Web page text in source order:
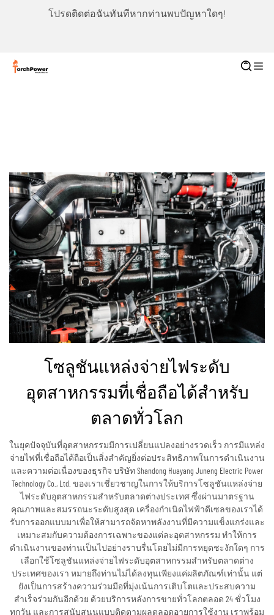
โปรดติดต่อฉันทันทีหากท่านพบปัญหาใดๆ!
โซลูชันแหล่งจ่ายไฟระดับ
อุตสาหกรรมที่เชื่อถือได้สำหรับ
ตลาดทั่วโลก
ในยุคปัจจุบันที่อุตสาหกรรมมีการเปลี่ยนแปลงอย่างรวดเร็ว การมีแหล่ง
จ่ายไฟที่เชื่อถือได้ถือเป็นสิ่งสำคัญยิ่งต่อประสิทธิภาพในการดำเนินงาน
และความต่อเนื่องของธุรกิจ บริษัท Shandong Huayang Juneng Electric Power
Technology Co., Ltd. ของเราเชี่ยวชาญในการให้บริการโซลูชันแหล่งจ่าย
ไฟระดับอุตสาหกรรมสำหรับตลาดต่างประเทศ ซึ่งผ่านมาตรฐาน
คุณภาพและสมรรถนะระดับสูงสุด เครื่องกำเนิดไฟฟ้าดีเซลของเราได้
รับการออกแบบมาเพื่อให้สามารถจัดหาพลังงานที่มีความแข็งแกร่งและ
เหมาะสมกับความต้องการเฉพาะของแต่ละอุตสาหกรรม ทำให้การ
ดำเนินงานของท่านเป็นไปอย่างราบรื่นโดยไม่มีการหยุดชะงักใดๆ การ
เลือกใช้โซลูชันแหล่งจ่ายไฟระดับอุตสาหกรรมสำหรับตลาดต่าง
ประเทศของเรา หมายถึงท่านไม่ได้ลงทุนเพียงแค่ผลิตภัณฑ์เท่านั้น แต่
ยังเป็นการสร้างความร่วมมือที่มุ่งเน้นการเติบโตและประสบความ
สำเร็จร่วมกันอีกด้วย ด้วยบริการหลังการขายทั่วโลกตลอด 24 ชั่วโมง
ทุกวัน และการสนับสนุนแบบติดตามผลตลอดอายุการใช้งาน เราพร้อม